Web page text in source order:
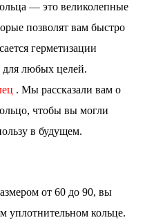
— это великолепные
позволят вам быстро
герметизации
для любых целей.
. Мы рассказали вам о
чтобы вы могли
в будущем.
от 60 до 90, вы
уплотнительном кольце.